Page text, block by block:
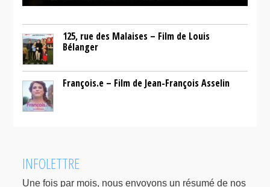
125, rue des Malaises – Film de Louis
Bélanger
François.e – Film de Jean-François Asselin
INFOLETTRE
Une fois par mois, nous envoyons un résumé de nos